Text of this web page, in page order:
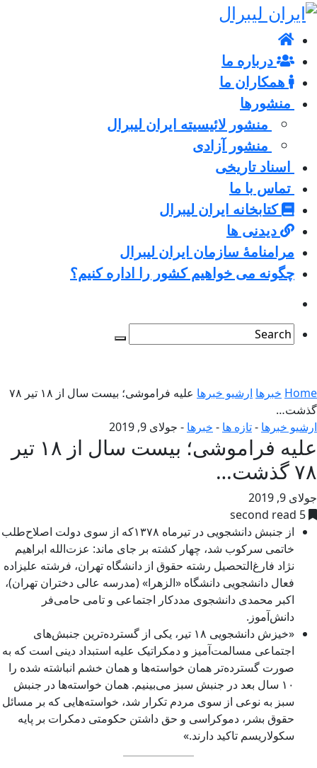
درباره ما
همکاران ما
منشورها
منشور لائیسیته ایران لیبرال
منشور آزادی
اسناد تاریخی
تماس با ما
کتابخانه ایران لیبرال
دیدنی ها
مرامنامۀ سازمان ایران لیبرال
چگونه می خواهیم کشور را اداره کنیم؟
Home خبرها ارشیو خبرها
علیه فراموشی؛ بیست سال از ۱۸ تیر ۷۸
گذشت…
ارشیو خبرها -تازه ها - خبرها - جولای 9, 2019
علیه فراموشی؛ بیست سال از ۱۸ تیر
۷۸ گذشت…
جولای 9, 2019
5 second read
از جنبش دانشجویی در تیرماه ۱۳۷۸که از سوی دولت اصلاح‌طلب
خاتمی سرکوب شد، چهار کشته بر جای ماند:‌ عزت‌الله ابراهیم
نژاد فارغ‌التحصیل رشته حقوق از دانشگاه تهران، فرشته علیزاده
فعال دانشجویی دانشگاه «الزهرا» (مدرسه عالی دختران تهران)،
اکبر محمدی دانشجوی مددکار اجتماعی و تامی‌ حامی‌فر
دانش‌آموز.
«خيزش دانشجويی ۱۸ تير، يکی از گسترده‌ترين جنبش‌های
اجتماعی مسالمت‌آميز و دمکراتيک علیه استبداد دینی است که به
صورت گسترده‌تر همان خواسته‌ها و همان خشم انباشته شده را
۱۰ سال بعد در جنبش سبز می‌بینیم. همان خواسته‌ها در جنبش
سبز به نوعی از سوی مردم تکرار شد، خواسته‌هایی که بر مسائل
حقوق بشر، دموکراسی و حق داشتن حکومتی دمکرات بر پایه
سکولاریسم تاکید دارند.»